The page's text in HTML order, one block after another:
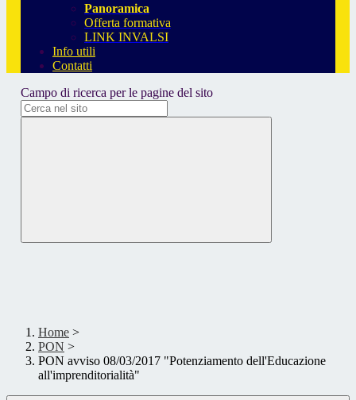
Panoramica
Offerta formativa
LINK INVALSI
Info utili
Contatti
Campo di ricerca per le pagine del sito
Home >
PON >
PON avviso 08/03/2017 "Potenziamento dell'Educazione
all'imprenditorialità"